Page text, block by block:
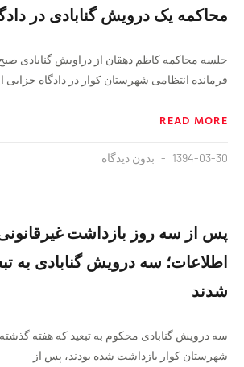
محاکمه یک درویش گنابادی در
جلسه محاکمه کاظم دهقان از دراویش گنابادی
فرمانده انتظامی شهرستان کوار در دادگاه جزایی
READ MORE
1394-03-30 بدون دیدگاه
پس از سه روز بازداشت غیرقانونى
اطلاعات؛ سه درویش گنابادى به
شدند
سه درویش گنابادى محکوم به تبعید که هفته
شهرستان کوار بازداشت شده بودند، پس از